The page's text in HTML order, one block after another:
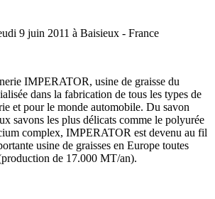
9 juin 2011 à Baisieux - France
IMPERATOR, usine de graisse du
dans la fabrication de tous les types de
et pour le monde automobile. Du savon
savons les plus délicats comme le polyurée
complex, IMPERATOR est devenu au fil
usine de graisses en Europe toutes
de 17.000 MT/an).